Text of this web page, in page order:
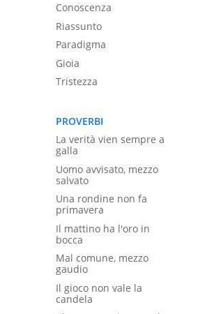
Conoscenza
Riassunto
Paradigma
Gioia
Tristezza
PROVERBI
La verità vien sempre a
galla
Uomo avvisato, mezzo
salvato
Una rondine non fa
primavera
Il mattino ha l'oro in
bocca
Mal comune, mezzo
gaudio
Il gioco non vale la
candela